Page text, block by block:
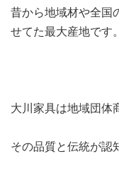
昔から地域材や全国
せてた最大産地です。
大川家具は地域団体
その品質と伝統が認